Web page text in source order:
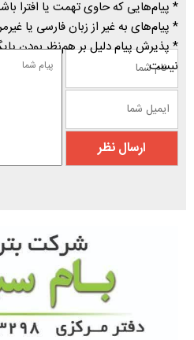
* پیام‌هایی که حاوی تهمت یا افترا
* پیام‌های به غیر از زبان فارسی یا
* پذیرش پیام دلیل بر هم‌نظر بودن
نیست.